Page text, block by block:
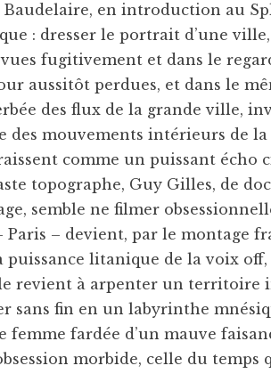
en introduction au
: dresser le portrait d’une ville,
fugitivement et dans le
aussitôt perdues, et dans le
des flux de la grande ville,
des mouvements intérieurs de
comme un puissant
topographe, Guy Gilles, de
semble ne filmer
Paris – devient, par le montage
puissance litanique de la voix
revient à arpenter un territoire
sans fin en un labyrinthe
femme fardée d’un mauve
morbide, celle du temps